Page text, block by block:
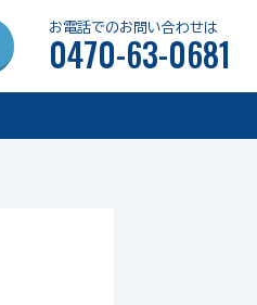
お電話でのお問い合わせは
0470-63-0681